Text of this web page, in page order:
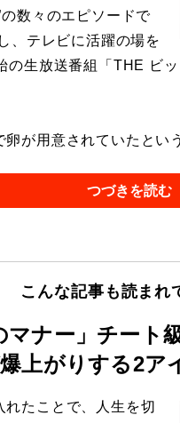
数々のエピソードで
、テレビに活躍の場を
の生放送番組「THE ビ
が用意されていたとい
つづきを読む
こんな記事も読まれ
マナー」チート
上がりする2ア
たことで、人生を切